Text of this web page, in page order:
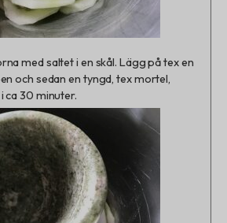
med saltet i en skål. Lägg på tex en
och sedan en tyngd, tex mortel,
ca 30 minuter.